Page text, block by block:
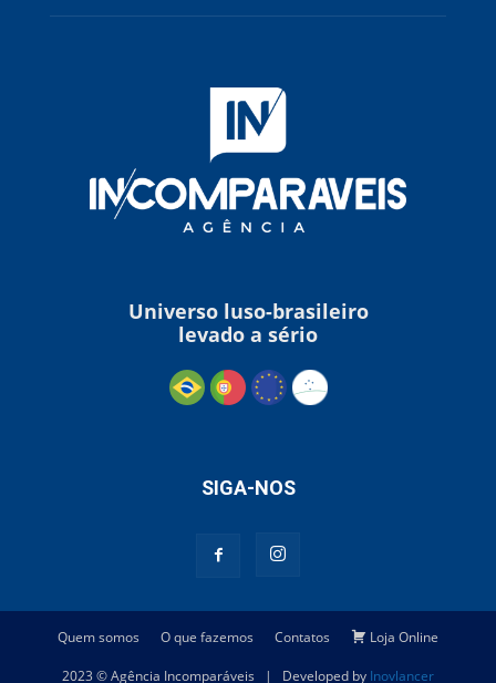
Universo luso-brasileiro
levado a sério
SIGA-NOS
Quem somos O que fazemos Contatos Loja Online
2023 © Agência Incomparáveis | Developed by Inovlancer